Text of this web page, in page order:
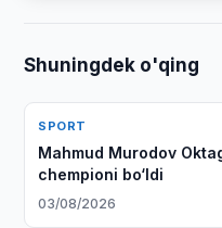
Shuningdek o'qing
SPORT
Mahmud Murodov
chempioni bo‘ldi
03/08/2026